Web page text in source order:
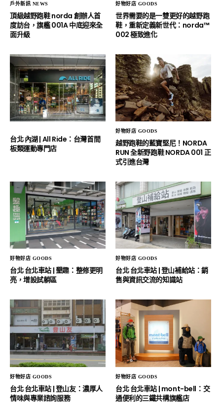
戶外新訊 NEWS
頂級越野跑鞋 norda 創辦人首
度訪台，旗艦 001A 中底迎來全
面升級
好物好店 GOODS
世界需要的是一雙更好的越野跑
鞋，重新定義新世代：norda™
002 極致進化
台北 內湖 | All Ride：台灣首間
板類運動專門店
好物好店 GOODS
越野跑鞋的藍寶堅尼！NORDA
RUN 全新野跑鞋 NORDA 001 正
式引進台灣
好物好店 GOODS
台北 台北車站 | 墾趣：整修更明
亮，增設試躺區
好物好店 GOODS
台北 台北車站 | 登山補給站：銷
售與資訊交流的知識站
好物好店 GOODS
台北 台北車站 | 登山友：濃厚人
情味與專業諮詢服務
好物好店 GOODS
台北 台北車站 | mont-bell：交
通便利的三鐵共構旗艦店